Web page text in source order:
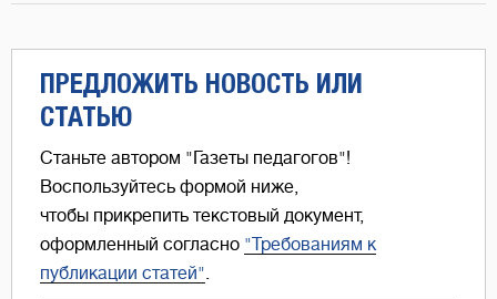
ПРЕДЛОЖИТЬ НОВОСТЬ ИЛИ
СТАТЬЮ
Станьте автором "Газеты педагогов"!
Воспользуйтесь формой ниже,
чтобы прикрепить текстовый документ,
оформленный согласно "Требованиям к
публикации статей".